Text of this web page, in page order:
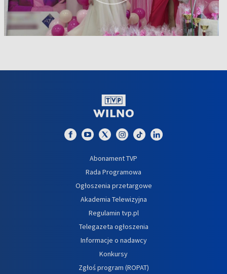
Abonament TVP
Rada Programowa
Ogłoszenia przetargowe
Akademia Telewizyjna
Regulamin tvp.pl
Telegazeta ogłoszenia
Informacje o nadawcy
Konkursy
Zgłoś program (ROPAT)